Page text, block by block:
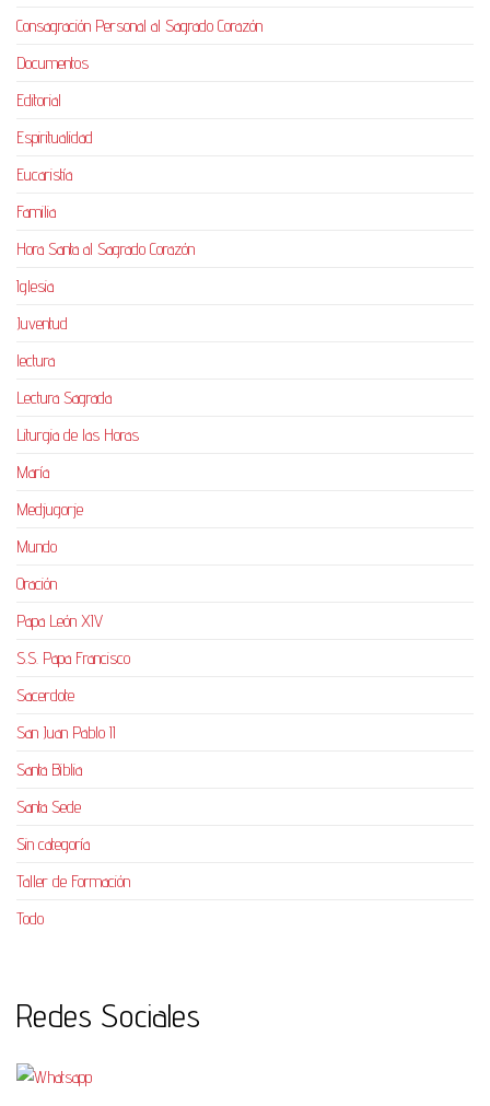
Consagración Personal al Sagrado Corazón
Documentos
Editorial
Espiritualidad
Eucaristía
Familia
Hora Santa al Sagrado Corazón
Iglesia
Juventud
lectura
Lectura Sagrada
Liturgia de las Horas
María
Medjugorje
Mundo
Oración
Papa León XIV
S.S. Papa Francisco
Sacerdote
San Juan Pablo II
Santa Biblia
Santa Sede
Sin categoría
Taller de Formación
Todo
Redes Sociales